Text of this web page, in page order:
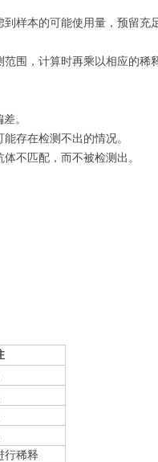
样本的可能使用量，预留充
围，计算时再乘以相应的稀
。
存在检测不出的情况。
不匹配，而不被检测出。
行稀释